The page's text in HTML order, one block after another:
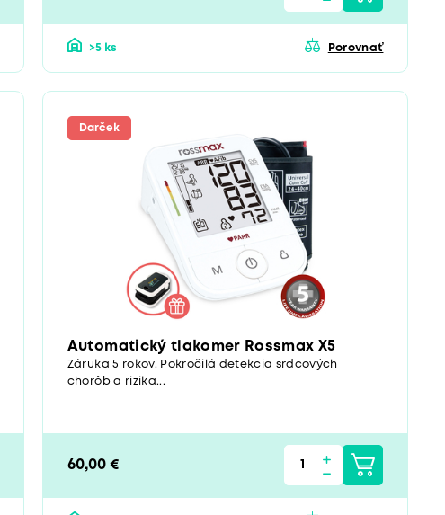
>5 ks Porovnať
Darček
Automatický tlakomer Rossmax X5
Záruka 5 rokov. Pokročilá detekcia srdcových
chorôb a rizika...
60,00 €